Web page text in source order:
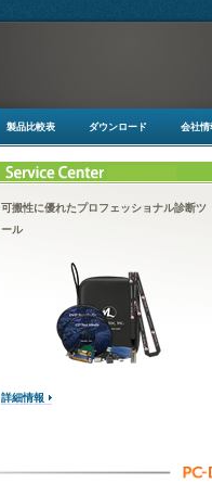
製品比較表 ダウンロード 会社情
可搬性に優れたプロフェッショナル診断ツ
ール
詳細情報